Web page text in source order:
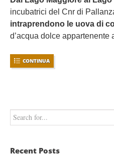
incubatrici del Cnr di
intraprendono le uova di
d’acqua dolce
CONTINUA
Recent Posts